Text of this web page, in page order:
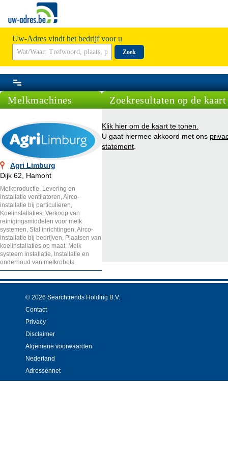
Uw-Adres vindt het bedrijf voor u
Zoek
Melkmachines
Agri Limburg
Dijk 62, Hamont
Melkproductie, Levering en
installatie ventilatoren, Airco-
installatie bij particulieren,
Koelinstallaties, Verkoop van
reinigingsmiddelen voor melk
systemen, Stal inrichtingen, Airco-
installatie bij bedrijven, Plaatsen van
koelinstallaties op maat, Melk
systeem installatie, Installatie en
onderhoud van melkrobots
Zoekresultaten op de kaart
Klik hier om de kaart te tonen.
U gaat hiermee akkoord met ons
statement
© 2026 Searchtrends Holding B.V.
Contact
Privacy
Disclaimer
Algemene voorwaarden
Nederland
Adressennet